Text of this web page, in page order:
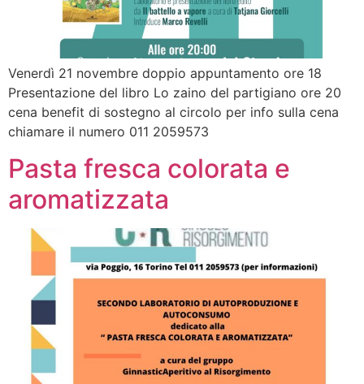
Venerdì 21 novembre doppio appuntamento ore 18
Presentazione del libro Lo zaino del partigiano ore 20
cena benefit di sostegno al circolo per info sulla cena
chiamare il numero 011 2059573
Pasta fresca colorata e
aromatizzata